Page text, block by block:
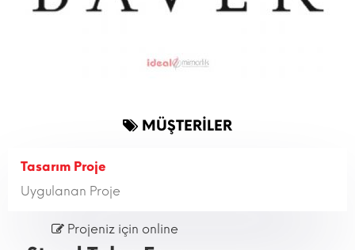
MÜŞTERİLER
Tasarım Proje
Uygulanan Proje
Projeniz için online